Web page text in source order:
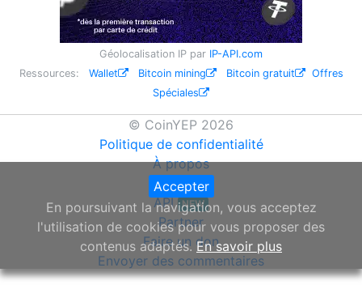
Géolocalisation IP par IP-API.com
Ressources: Wallet Bitcoin mining Bitcoin gratuit
Offres
Spéciales
© CoinYEP 2026
Politique de confidentialité
À propos
Widget
API NEW
Partner
Faire un don
Envoyer des commentaires
Accepter
En poursuivant la navigation, vous acceptez
l'utilisation de cookies pour vous proposer des
contenus adaptés. En savoir plus